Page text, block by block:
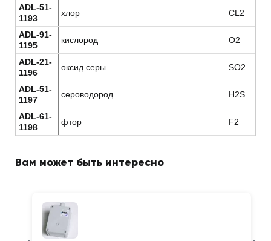
ADL-51-
1193
хлор СL2
ADL-91-
1195
кислород O2
ADL-21-
1196
оксид серы SO2
ADL-51-
1197
сероводород H2S
ADL-61-
1198
фтор F2
Вам может быть интересно